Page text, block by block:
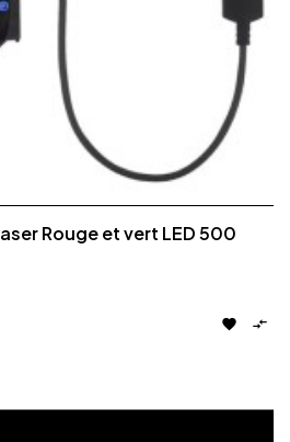
Rouge et vert LED 500
 